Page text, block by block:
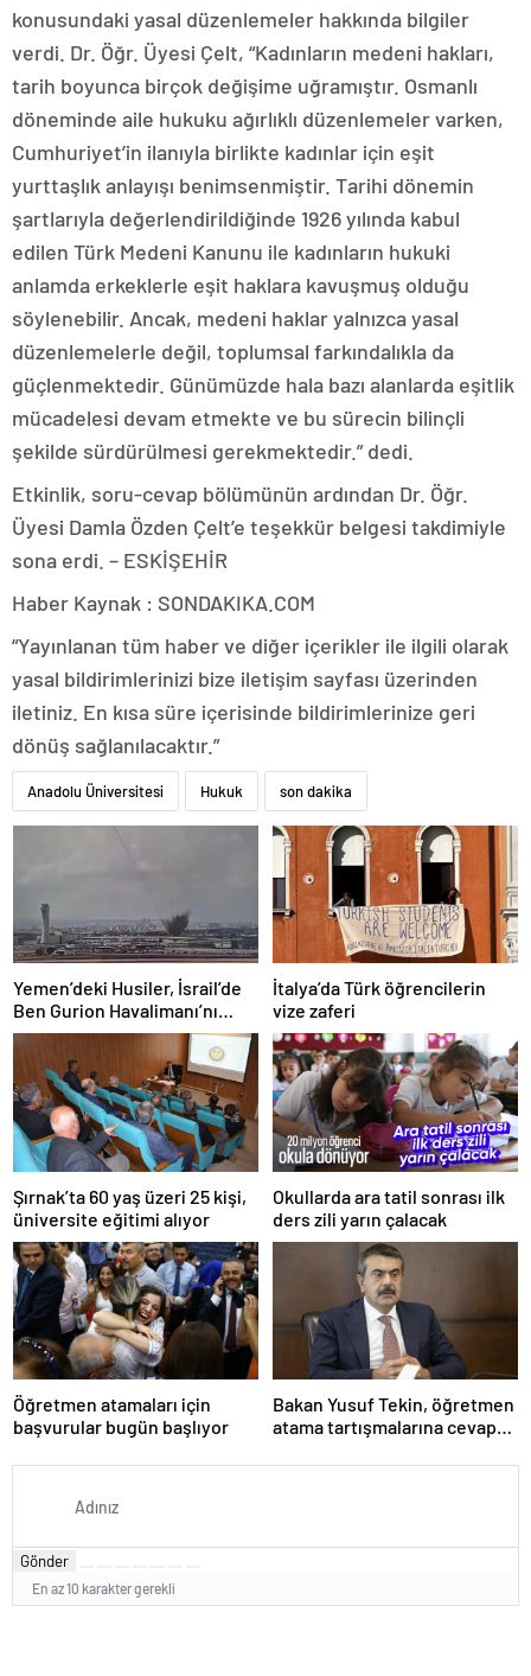
konusundaki yasal düzenlemeler hakkında bilgiler
verdi. Dr. Öğr. Üyesi Çelt, “Kadınların medeni hakları,
tarih boyunca birçok değişime uğramıştır. Osmanlı
döneminde aile hukuku ağırlıklı düzenlemeler varken,
Cumhuriyet’in ilanıyla birlikte kadınlar için eşit
yurttaşlık anlayışı benimsenmiştir. Tarihi dönemin
şartlarıyla değerlendirildiğinde 1926 yılında kabul
edilen Türk Medeni Kanunu ile kadınların hukuki
anlamda erkeklerle eşit haklara kavuşmuş olduğu
söylenebilir. Ancak, medeni haklar yalnızca yasal
düzenlemelerle değil, toplumsal farkındalıkla da
güçlenmektedir. Günümüzde hala bazı alanlarda eşitlik
mücadelesi devam etmekte ve bu sürecin bilinçli
şekilde sürdürülmesi gerekmektedir.” dedi.
Etkinlik, soru-cevap bölümünün ardından Dr. Öğr.
Üyesi Damla Özden Çelt’e teşekkür belgesi takdimiyle
sona erdi. – ESKİŞEHİR
Haber Kaynak : SONDAKIKA.COM
“Yayınlanan tüm haber ve diğer içerikler ile ilgili olarak
yasal bildirimlerinizi bize iletişim sayfası üzerinden
iletiniz. En kısa süre içerisinde bildirimlerinize geri
dönüş sağlanılacaktır.”
Anadolu Üniversitesi Hukuk son dakika
Yemen’deki Husiler, İsrail’de
Ben Gurion Havalimanı’nı
vurdu
İtalya’da Türk öğrencilerin
vize zaferi
Şırnak’ta 60 yaş üzeri 25 kişi,
üniversite eğitimi alıyor
Okullarda ara tatil sonrası ilk
ders zili yarın çalacak
Öğretmen atamaları için
başvurular bugün başlıyor
Bakan Yusuf Tekin, öğretmen
atama tartışmalarına cevap
Gönder
En az 10 karakter gerekli